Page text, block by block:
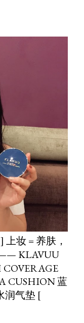
妆 = 养肤，
KLAVUU
CUSHION 蓝
润气垫 [